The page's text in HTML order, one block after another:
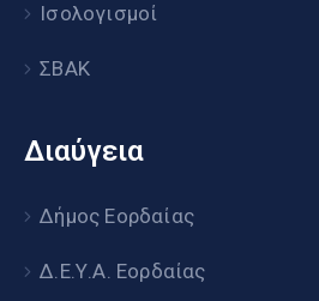
Ισολογισμοί
ΣΒΑΚ
Διαύγεια
Δήμος Εορδαίας
Δ.Ε.Υ.Α. Εορδαίας